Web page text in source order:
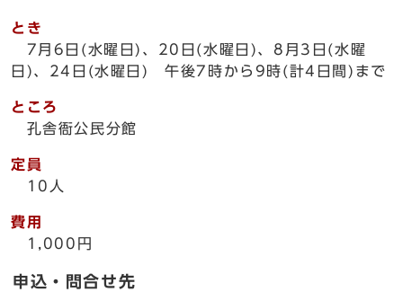
とき
7月6日(水曜日)、20日(水曜日)、8月3日(水曜
日)、24日(水曜日) 午後7時から9時(計4日間)まで
ところ
孔舎衙公民分館
定員
10人
費用
1,000円
申込・問合せ先